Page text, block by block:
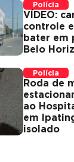
Polícia
VÍDEO:
controle
bater em
Belo
Polícia
Roda de
ao
em
isolado